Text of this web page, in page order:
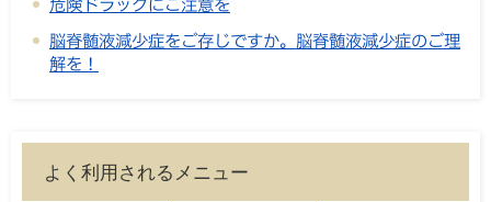
危険ドラッグにご注意を
脳脊髄液減少症をご存じですか。脳脊髄液減少症のご理
解を！
よく利用されるメニュー